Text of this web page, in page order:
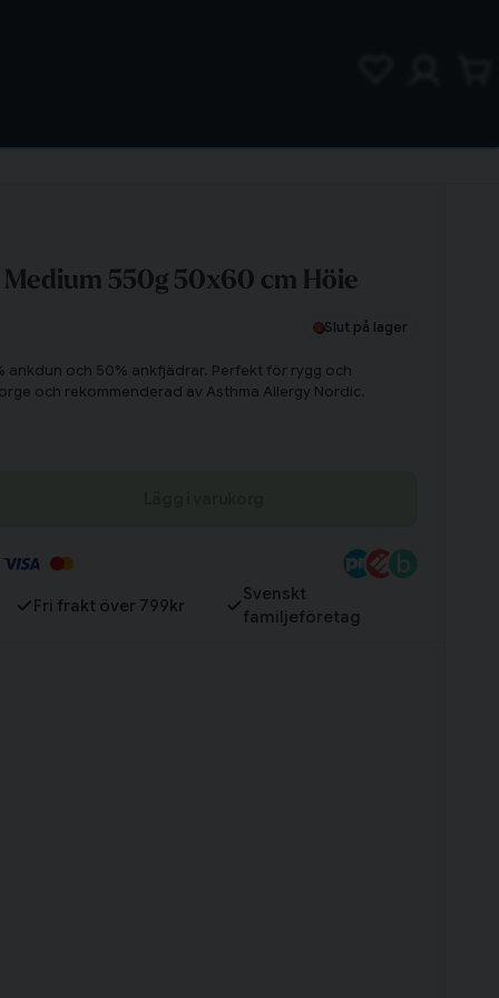
550g 50x60 cm Höie
Slut på lager
ankdun och 50% ankfjädrar. Perfekt för rygg och
och rekommenderad av Asthma Allergy Nordic.
Fri frakt över 799kr
Svenskt
familjeföretag
Till varukorg